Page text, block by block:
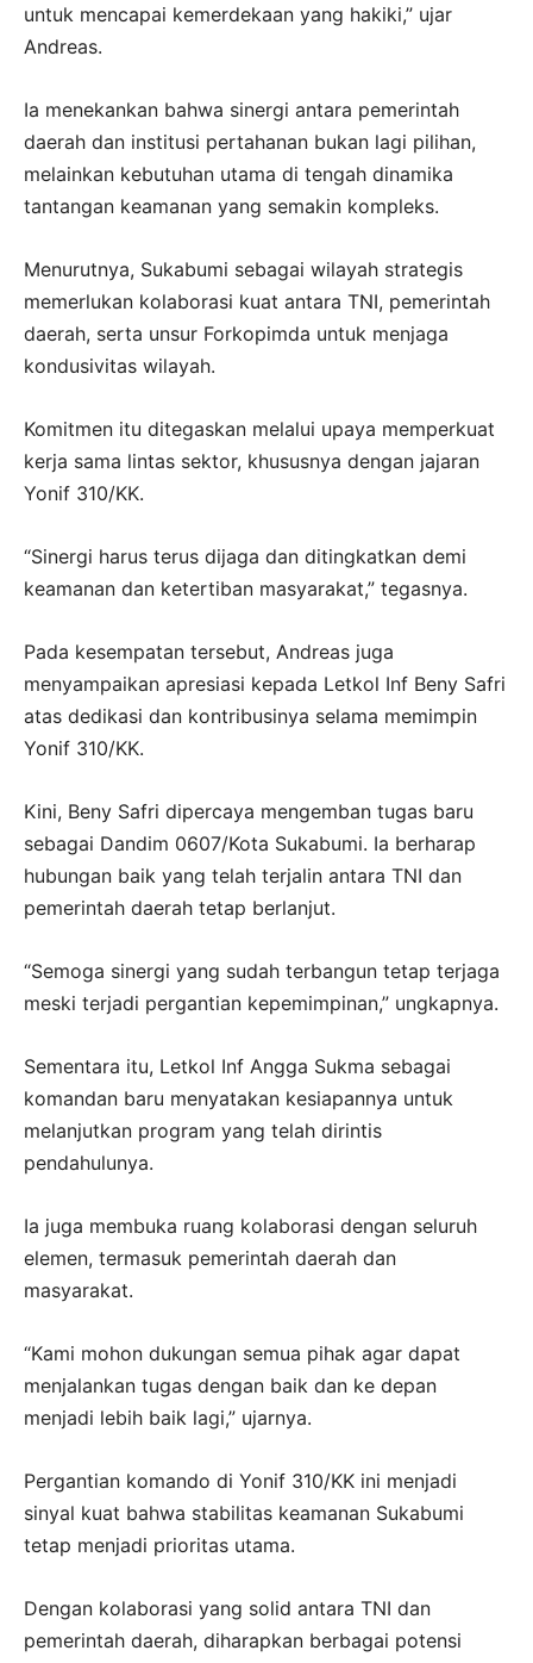
untuk mencapai kemerdekaan yang hakiki,” ujar
Andreas.
Ia menekankan bahwa sinergi antara pemerintah
daerah dan institusi pertahanan bukan lagi pilihan,
melainkan kebutuhan utama di tengah dinamika
tantangan keamanan yang semakin kompleks.
Menurutnya, Sukabumi sebagai wilayah strategis
memerlukan kolaborasi kuat antara TNI, pemerintah
daerah, serta unsur Forkopimda untuk menjaga
kondusivitas wilayah.
Komitmen itu ditegaskan melalui upaya memperkuat
kerja sama lintas sektor, khususnya dengan jajaran
Yonif 310/KK.
“Sinergi harus terus dijaga dan ditingkatkan demi
keamanan dan ketertiban masyarakat,” tegasnya.
Pada kesempatan tersebut, Andreas juga
menyampaikan apresiasi kepada Letkol Inf Beny Safri
atas dedikasi dan kontribusinya selama memimpin
Yonif 310/KK.
Kini, Beny Safri dipercaya mengemban tugas baru
sebagai Dandim 0607/Kota Sukabumi. Ia berharap
hubungan baik yang telah terjalin antara TNI dan
pemerintah daerah tetap berlanjut.
“Semoga sinergi yang sudah terbangun tetap terjaga
meski terjadi pergantian kepemimpinan,” ungkapnya.
Sementara itu, Letkol Inf Angga Sukma sebagai
komandan baru menyatakan kesiapannya untuk
melanjutkan program yang telah dirintis
pendahulunya.
Ia juga membuka ruang kolaborasi dengan seluruh
elemen, termasuk pemerintah daerah dan
masyarakat.
“Kami mohon dukungan semua pihak agar dapat
menjalankan tugas dengan baik dan ke depan
menjadi lebih baik lagi,” ujarnya.
Pergantian komando di Yonif 310/KK ini menjadi
sinyal kuat bahwa stabilitas keamanan Sukabumi
tetap menjadi prioritas utama.
Dengan kolaborasi yang solid antara TNI dan
pemerintah daerah, diharapkan berbagai potensi